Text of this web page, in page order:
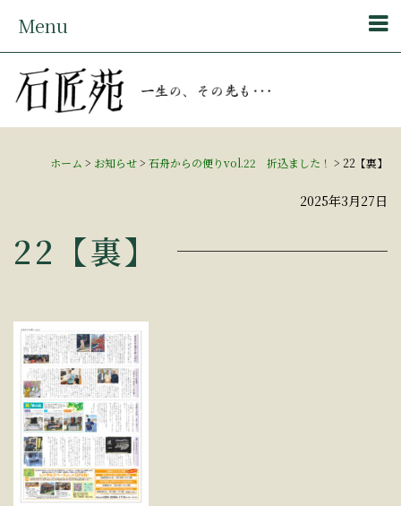
Menu
ホーム > お知らせ> 石舟からの便りvol.22 折込ました！ > 22【裏】
2025年3月27日
22【裏】